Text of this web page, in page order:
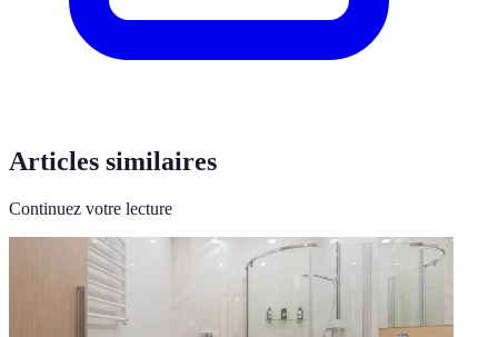
Articles similaires
Continuez votre lecture